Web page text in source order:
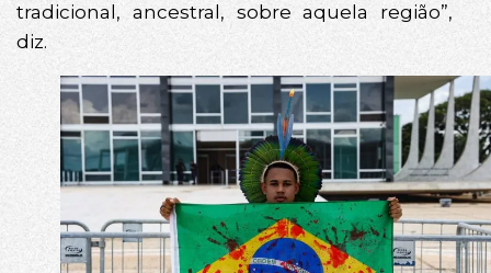
tradicional, ancestral, sobre aquela região”,
diz.